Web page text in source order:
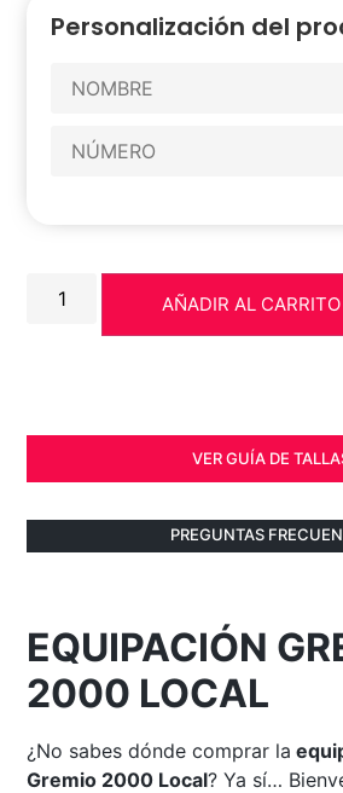
Personalización del
AÑADIR AL CARRITO
VER GUÍA DE
PREGUNTAS
EQUIPACIÓN
2000 LOCAL
¿No sabes dónde comprar la
Gremio 2000 Local? Ya sí…